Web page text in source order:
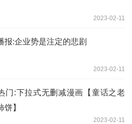
2023-02-11
报:企业势是注定的悲剧
2023-02-11
门:下拉式无删减漫画【童话之老
饼】
2023-02-11